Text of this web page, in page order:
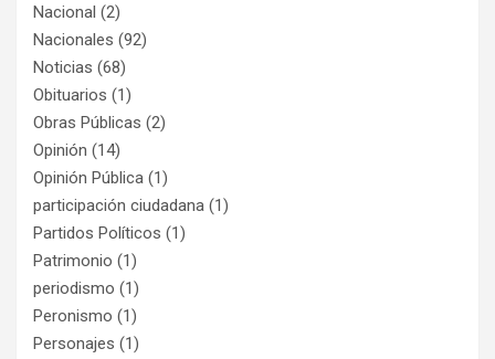
Nacional (2)
Nacionales (92)
Noticias (68)
Obituarios (1)
Obras Públicas (2)
Opinión (14)
Opinión Pública (1)
participación ciudadana (1)
Partidos Políticos (1)
Patrimonio (1)
periodismo (1)
Peronismo (1)
Personajes (1)